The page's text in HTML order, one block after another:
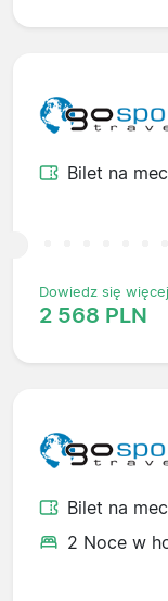
Bilet na
Dowiedz się
2 568 PLN
Bilet na
2 Noce w